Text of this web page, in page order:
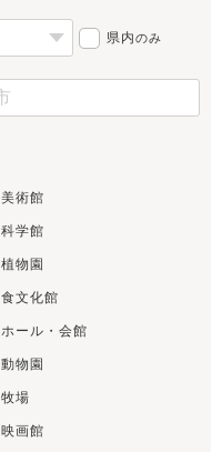
県内のみ
美術館
科学館
植物園
食文化館
ホール・会館
動物園
牧場
映画館